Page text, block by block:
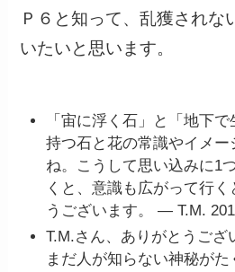
Ｐ６と知って、乱獲されな
いたいと思います。
「宙に浮く石」と「地下
持つ石と花の常識やイメ
ね。こうして思い込みに1
くと、意識も広がって行
うございます。 — T.M.
T.M.さん、ありがとうござ
まだ人が知らない神秘が